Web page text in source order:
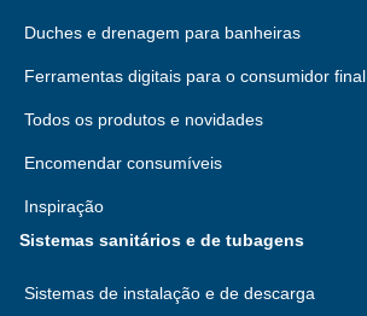
Duches e drenagem para banheiras
Ferramentas digitais para o consumidor final
Todos os produtos e novidades
Encomendar consumíveis
Inspiração
Sistemas sanitários e de tubagens
Sistemas de instalação e de descarga